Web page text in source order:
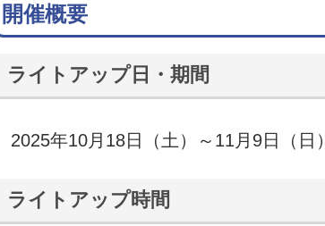
開催概要
ライトアップ日・期間
2025年10月18日（土）～11月9日（日）
ライトアップ時間